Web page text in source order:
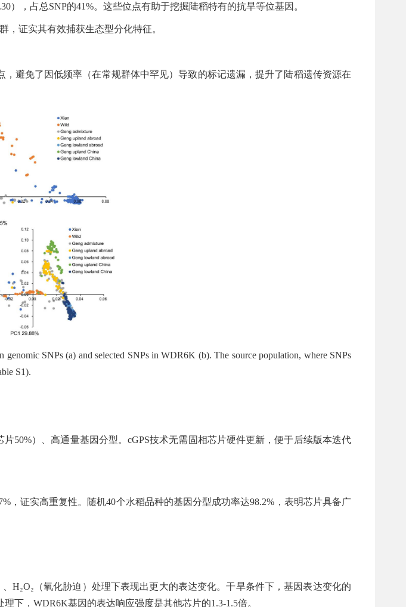
，占总SNP的41%。这些位点有助于挖掘陆稻特有的抗旱等位基因。
，证实其有效捕获生态型分化特征。
避免了因低频率（在常规群体中罕见）导致的标记遗漏，提升了陆稻遗传资源在
SNPs (a) and selected SNPs in WDR6K (b). The source population, where SNPs
S1).
50%）、高通量基因分型。cGPS技术无需固相芯片硬件更新，便于后续版本迭代
，证实高重复性。随机40个水稻品种的基因分型成功率达98.2%，表明芯片具备广
H₂O₂（氧化胁迫）处理下表现出更大的表达变化。干旱条件下，基因表达变化的
下，WDR6K基因的表达响应强度是其他芯片的1.3-1.5倍。